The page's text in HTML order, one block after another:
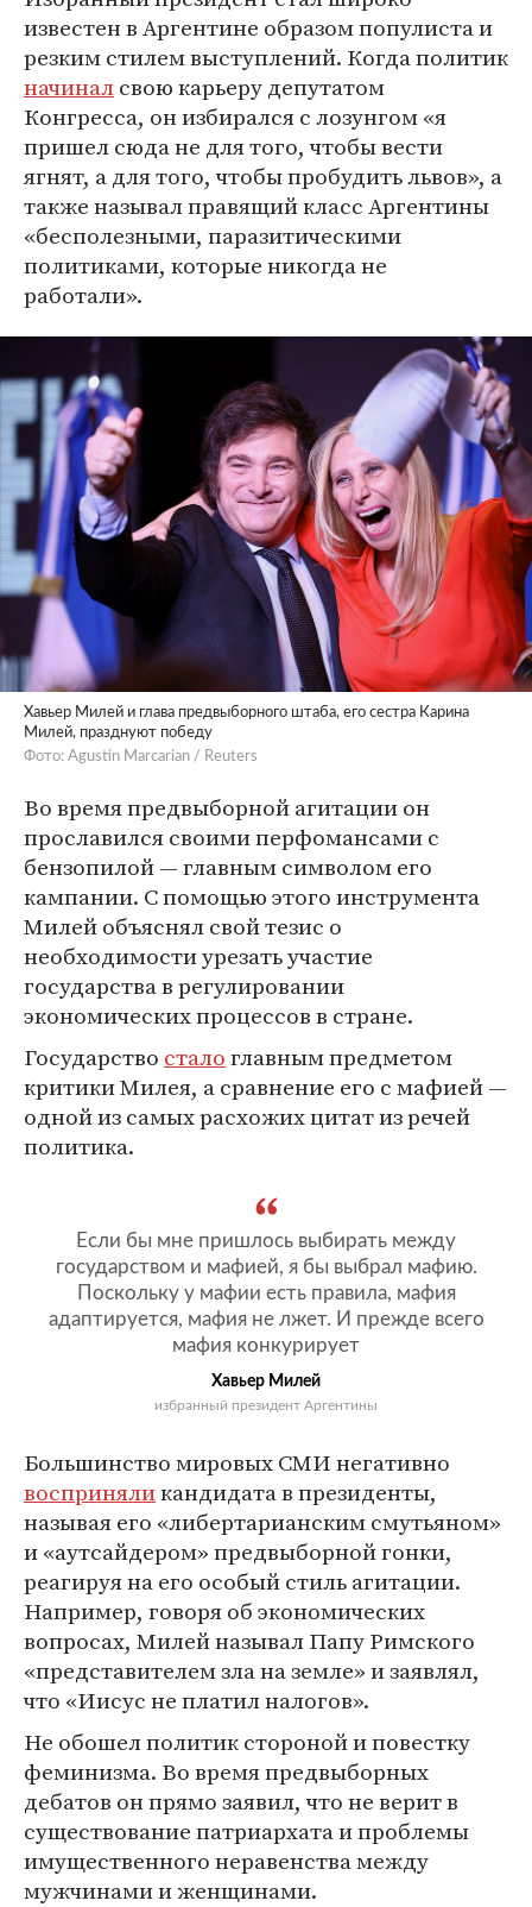
известен в Аргентине образом популиста и
резким стилем выступлений. Когда политик
начиналсвою карьеру депутатом
Конгресса, он избирался с лозунгом «я
пришел сюда не для того, чтобы вести
ягнят, а для того, чтобы пробудить львов», а
также называл правящий класс Аргентины
«бесполезными, паразитическими
политиками, которые никогда не
работали».
Хавьер Милей и глава предвыборного штаба, его сестра Карина
Милей, празднуют победу
Фото: Agustin Marcarian / Reuters
Во время предвыборной агитации он
прославился своими перфомансами с
бензопилой — главным символом его
кампании. С помощью этого инструмента
Милей объяснял свой тезис о
необходимости урезать участие
государства в регулировании
экономических процессов в стране.
Государство сталоглавным предметом
критики Милея, а сравнение его с мафией —
одной из самых расхожих цитат из речей
политика.
Если бы мне пришлось выбирать между
государством и мафией, я бы выбрал мафию.
Поскольку у мафии есть правила, мафия
адаптируется, мафия не лжет. И прежде всего
мафия конкурирует
Хавьер Милей
избранный президент Аргентины
Большинство мировых СМИ негативно
восприняликандидата в президенты,
называя его «либертарианским смутьяном»
и «аутсайдером» предвыборной гонки,
реагируя на его особый стиль агитации.
Например, говоря об экономических
вопросах, Милей называл Папу Римского
«представителем зла на земле» и заявлял,
что «Иисус не платил налогов».
Не обошел политик стороной и повестку
феминизма. Во время предвыборных
дебатов он прямо заявил, что не верит в
существование патриархата и проблемы
имущественного неравенства между
мужчинами и женщинами.